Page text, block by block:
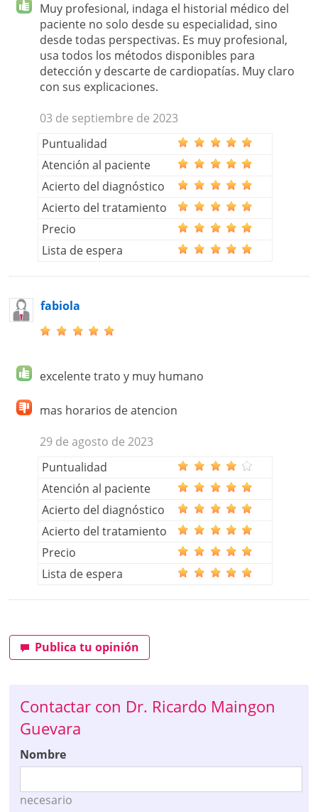
Muy profesional, indaga el historial médico del
paciente no solo desde su especialidad, sino
desde todas perspectivas. Es muy profesional,
usa todos los métodos disponibles para
detección y descarte de cardiopatías. Muy claro
con sus explicaciones.
03 de septiembre de 2023
Puntualidad
Atención al paciente
Acierto del diagnóstico
Acierto del tratamiento
Precio
Lista de espera
fabiola
excelente trato y muy humano
mas horarios de atencion
29 de agosto de 2023
Puntualidad
Atención al paciente
Acierto del diagnóstico
Acierto del tratamiento
Precio
Lista de espera
Publica tu opinión
Contactar con Dr. Ricardo Maingon
Guevara
Nombre
necesario